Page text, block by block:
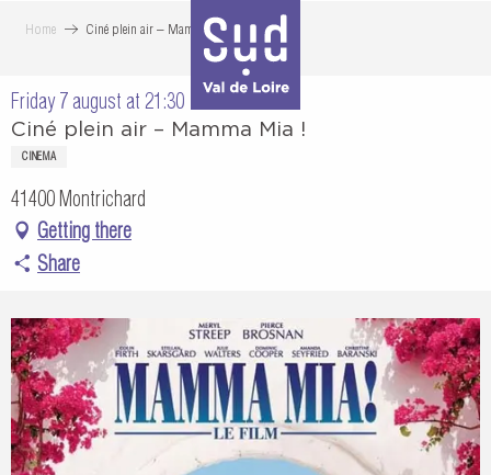
principal
Home Ciné plein air – Mamma Mia !
Friday 7 august at 21:30
Ciné plein air – Mamma Mia !
CINEMA
41400 Montrichard
Getting there
Share